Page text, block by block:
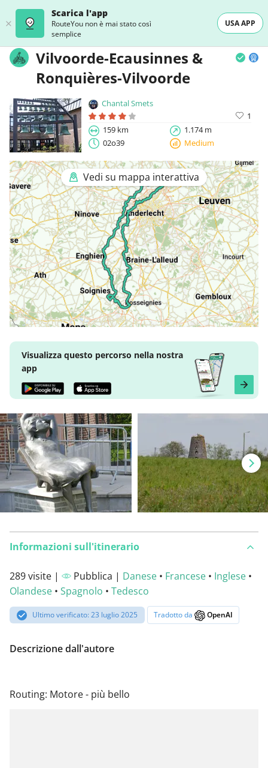
Scarica l'app
RouteYou non è mai stato così
semplice
USA APP
Vilvoorde-Ecausinnes &
Ronquières-Vilvoorde
Chantal Smets
1
159 km
1.174 m
02o39
Medium
Vedi su mappa interattiva
Visualizza questo percorso nella nostra
app
Informazioni sull'itinerario
289 visite | Pubblica | Danese • Francese • Inglese •
Olandese • Spagnolo • Tedesco
Ultimo verificato: 23 luglio 2025 Tradotto da OpenAI
Descrizione dall'autore
Routing: Motore - più bello